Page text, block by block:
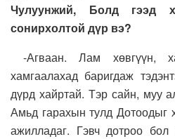
Чулуунжий, Болд гээд
сонирхолтой дүр вэ?
-Агваан. Лам хөвгүүн,
хамгаалахад баригдаж
дүрд хайртай. Тэр сайн, муу
Амьд гарахын тулд Дотоодыг
ажилладаг. Гэвч дотроо бол